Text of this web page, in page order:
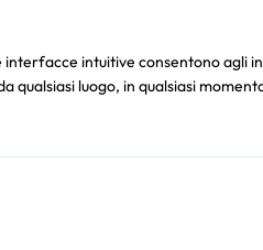
intuitive consentono agli
qualsiasi luogo, in qualsiasi